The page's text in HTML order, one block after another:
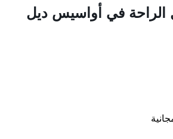
الراحة في أواسيس ديل